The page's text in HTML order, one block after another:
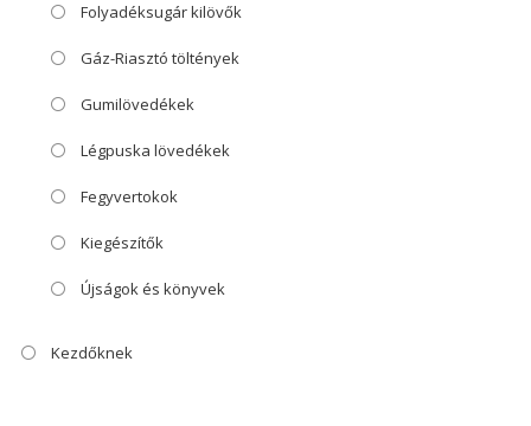
Folyadéksugár kilövők
Gáz-Riasztó töltények
Gumilövedékek
Légpuska lövedékek
Fegyvertokok
Kiegészítők
Újságok és könyvek
Kezdőknek